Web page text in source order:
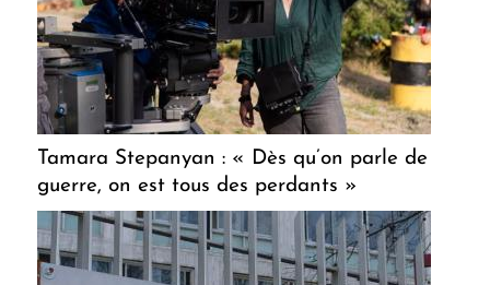
Tamara Stepanyan : « Dès qu’on parle de
guerre, on est tous des perdants »